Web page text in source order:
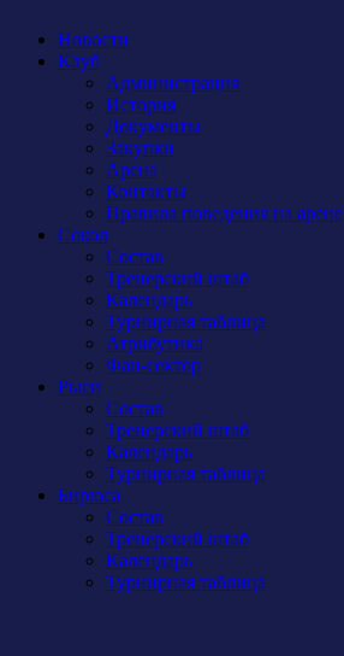
Новости
Клуб
Администрация
История
Документы
Закупки
Арена
Контакты
Правила поведения на арене
Сокол
Состав
Тренерский штаб
Календарь
Турнирная таблица
Атрибутика
Фан-сектор
Рыси
Состав
Тренерский штаб
Календарь
Турнирная таблица
Бирюса
Состав
Тренерский штаб
Календарь
Турнирная таблица